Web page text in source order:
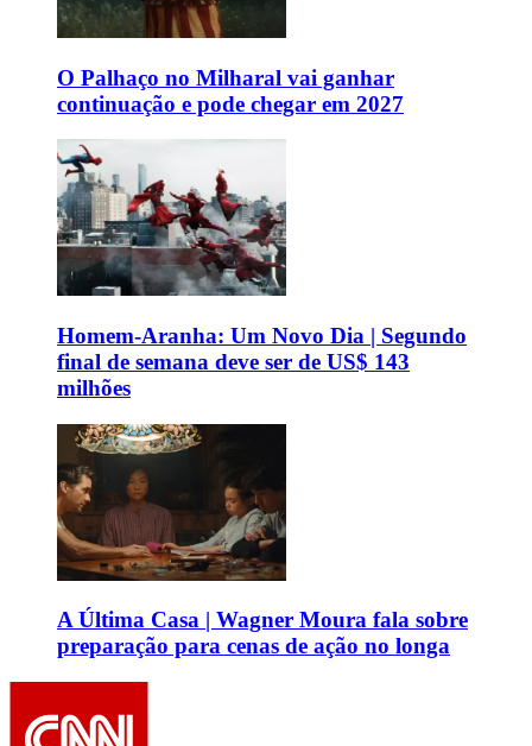
O Palhaço no Milharal vai ganhar
continuação e pode chegar em 2027
Homem-Aranha: Um Novo Dia | Segundo
final de semana deve ser de US$ 143
milhões
A Última Casa | Wagner Moura fala sobre
preparação para cenas de ação no longa